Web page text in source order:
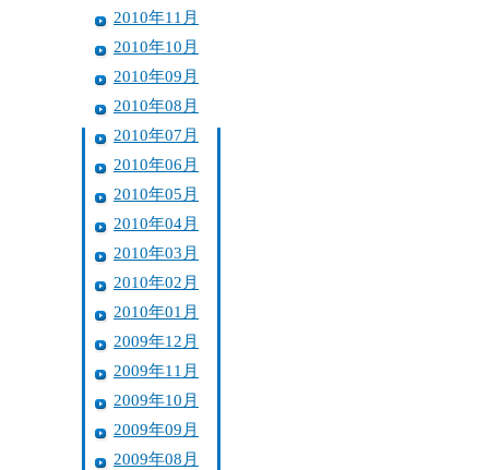
2010年11月
2010年10月
2010年09月
2010年08月
2010年07月
2010年06月
2010年05月
2010年04月
2010年03月
2010年02月
2010年01月
2009年12月
2009年11月
2009年10月
2009年09月
2009年08月